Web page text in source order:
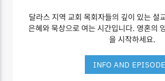
달라스 지역 교회 목회자들의 깊이 있는 설
은혜와 묵상으로 여는 시간입니다. 영혼의
을 시작하세요.
INFO AND